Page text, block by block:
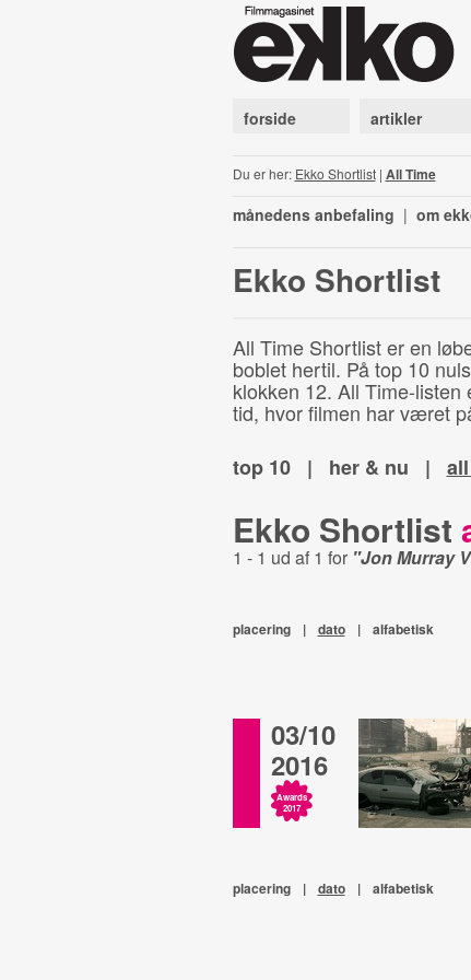
forside artikler
Du er her: Ekko Shortlist| All Time
månedens anbefaling | om
Ekko Shortlist
All Time Shortlist er en
boblet hertil. På top 10
klokken 12. All Time-
tid, hvor filmen har været
top 10
| her & nu |
Ekko Shortlist
1 - 1 ud af 1 for "Jon Murray
placering | dato | alfabetisk
03/10
2016
Awards
2017
placering | dato | alfabetisk